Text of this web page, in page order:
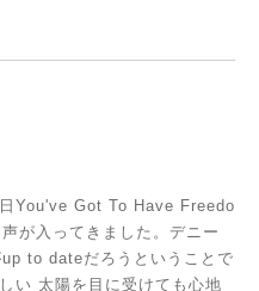
You've Got To Have Freedo
が入ってきました。デニー
to dateだろうということで
い 太陽を目に受けても心地